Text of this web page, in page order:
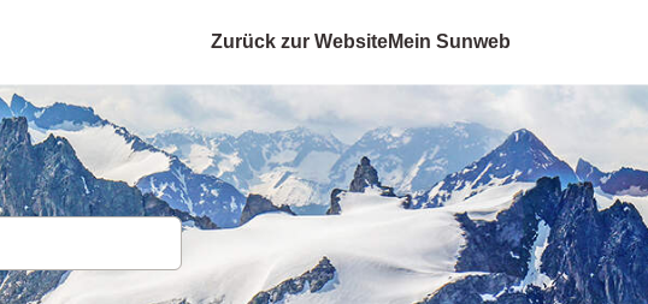
Zurück zur WebsiteMein Sunweb